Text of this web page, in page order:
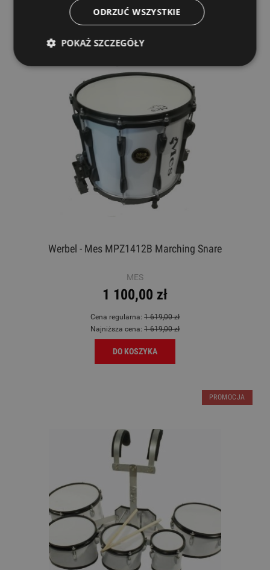
Werbel - Mes MPZ1412B Marching Snare
MES
1 100,00 zł
Cena regularna: 1 619,00 zł
Najniższa cena: 1 619,00 zł
DO KOSZYKA
PROMOCJA
ODRZUĆ WSZYSTKIE
POKAŻ SZCZEGÓŁY